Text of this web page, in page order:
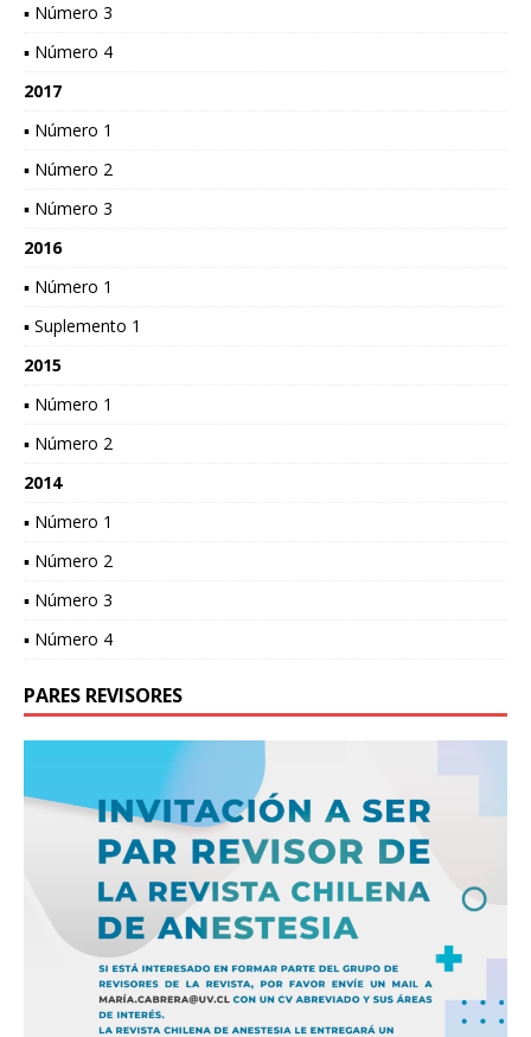
▪ Número 3
▪ Número 4
2017
▪ Número 1
▪ Número 2
▪ Número 3
2016
▪ Número 1
▪ Suplemento 1
2015
▪ Número 1
▪ Número 2
2014
▪ Número 1
▪ Número 2
▪ Número 3
▪ Número 4
PARES REVISORES